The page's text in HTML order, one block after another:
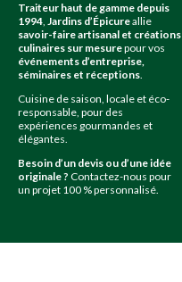
Traiteur haut de gamme depuis
1994, Jardins d’Épicureallie
savoir-faire artisanal et créations
culinaires sur mesurepour vos
événements d’entreprise,
séminaires et réceptions.
Cuisine de saison, locale et éco-
responsable, pour des
expériences gourmandes et
élégantes.
Besoin d’un devis ou d’une idée
originale ? Contactez-nous pour
un projet 100 % personnalisé.